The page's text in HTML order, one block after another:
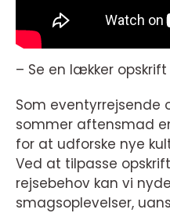
– Se en lækker
Som eventyrrejsende
sommer aftensmad
for at udforske nye
Ved at tilpasse
rejsebehov kan vi
smagsoplevelser,